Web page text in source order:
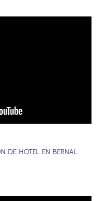
DE HOTEL EN BERNAL